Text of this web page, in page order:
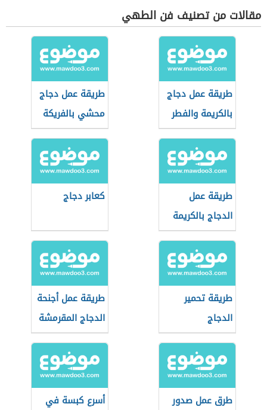
مقالات من تصنيف فن الطهي
طريقة عمل دجاج
بالكريمة والفطر
طريقة عمل دجاج
محشي بالفريكة
طريقة عمل
الدجاج بالكريمة
والفطر
كعابر دجاج
طريقة تحمير
الدجاج
طريقة عمل أجنحة
الدجاج المقرمشة
طرق عمل صدور
أسرع كبسة في